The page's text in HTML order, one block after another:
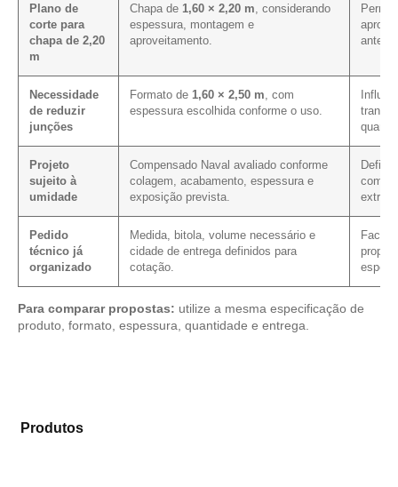
Plano de
corte para
chapa de 2,20
m
Chapa de 1,60 × 2,20 m , considerando
espessura, montagem e
aproveitamento.
antes
Necessidade
de reduzir
junções
Formato de 1,60 × 2,50 m , com
espessura escolhida conforme o uso.
Projeto
sujeito à
umidade
Compensado Naval avaliado conforme
colagem, acabamento, espessura e
exposição prevista.
com
Pedido
técnico já
organizado
Medida, bitola, volume necessário e
cidade de entrega definidos para
cotação.
Para comparar propostas: utilize a mesma especificação de
produto, formato, espessura, quantidade e entrega.
Produtose selecione o tipo de chapa mais adequado